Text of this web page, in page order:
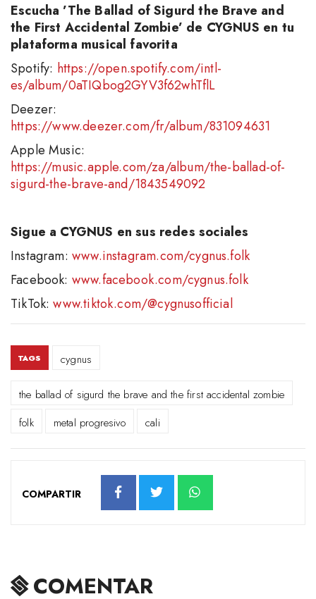
Escucha ’The Ballad of Sigurd the Brave and
the First Accidental Zombie’ de CYGNUS en tu
plataforma musical favorita
Spotify: https://open.spotify.com/intl-
es/album/0aTIQbog2GYV3f62whTflL
Deezer:
https://www.deezer.com/fr/album/831094631
Apple Music:
https://music.apple.com/za/album/the-ballad-of-
sigurd-the-brave-and/1843549092
Sigue a CYGNUS en sus redes sociales
Instagram: www.instagram.com/cygnus.folk
Facebook: www.facebook.com/cygnus.folk
TikTok:www.tiktok.com/@cygnusofficial
TAGS cygnus
the ballad of sigurd the brave and the first accidental zombie
folk
metal progresivo cali
COMPARTIR
COMENTAR